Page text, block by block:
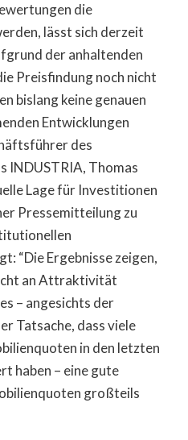
die
lässt sich derzeit
der anhaltenden
Preisfindung noch nicht
bislang keine genauen
Entwicklungen
des
INDUSTRIA, Thomas
Lage für Investitionen
Pressemitteilung zu
“Die Ergebnisse zeigen,
an Attraktivität
– angesichts der
Tatsache, dass viele
in den letzten
haben – eine gute
großteils